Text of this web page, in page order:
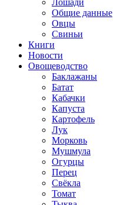
Общие данные
Овцы
Свиньи
Книги
Новости
Овощеводство
Баклажаны
Батат
Кабачки
Капуста
Картофель
Лук
Морковь
Мушмула
Огурцы
Перец
Свёкла
Томат